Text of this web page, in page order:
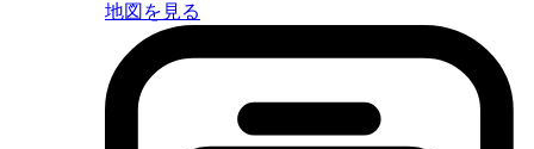
地図を見る